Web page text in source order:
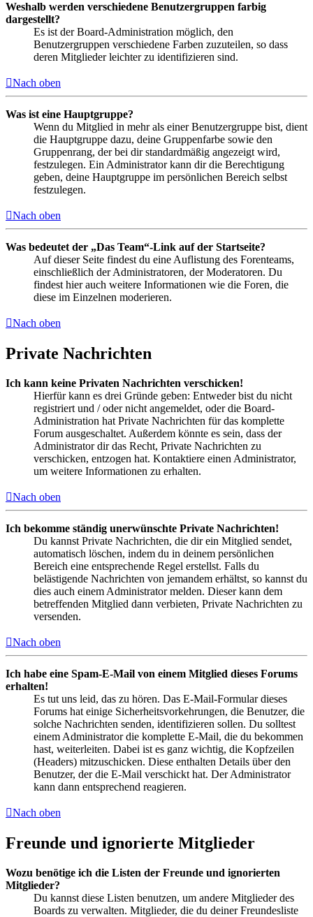
Weshalb werden verschiedene Benutzergruppen farbig
dargestellt?
Es ist der Board-Administration möglich, den
Benutzergruppen verschiedene Farben zuzuteilen, so dass
deren Mitglieder leichter zu identifizieren sind.
Nach oben
Was ist eine Hauptgruppe?
Wenn du Mitglied in mehr als einer Benutzergruppe bist, dient
die Hauptgruppe dazu, deine Gruppenfarbe sowie den
Gruppenrang, der bei dir standardmäßig angezeigt wird,
festzulegen. Ein Administrator kann dir die Berechtigung
geben, deine Hauptgruppe im persönlichen Bereich selbst
festzulegen.
Nach oben
Was bedeutet der „Das Team“-Link auf der Startseite?
Auf dieser Seite findest du eine Auflistung des Forenteams,
einschließlich der Administratoren, der Moderatoren. Du
findest hier auch weitere Informationen wie die Foren, die
diese im Einzelnen moderieren.
Nach oben
Private Nachrichten
Ich kann keine Privaten Nachrichten verschicken!
Hierfür kann es drei Gründe geben: Entweder bist du nicht
registriert und / oder nicht angemeldet, oder die Board-
Administration hat Private Nachrichten für das komplette
Forum ausgeschaltet. Außerdem könnte es sein, dass der
Administrator dir das Recht, Private Nachrichten zu
verschicken, entzogen hat. Kontaktiere einen Administrator,
um weitere Informationen zu erhalten.
Nach oben
Ich bekomme ständig unerwünschte Private Nachrichten!
Du kannst Private Nachrichten, die dir ein Mitglied sendet,
automatisch löschen, indem du in deinem persönlichen
Bereich eine entsprechende Regel erstellst. Falls du
belästigende Nachrichten von jemandem erhältst, so kannst du
dies auch einem Administrator melden. Dieser kann dem
betreffenden Mitglied dann verbieten, Private Nachrichten zu
versenden.
Nach oben
Ich habe eine Spam-E-Mail von einem Mitglied dieses Forums
erhalten!
Es tut uns leid, das zu hören. Das E-Mail-Formular dieses
Forums hat einige Sicherheitsvorkehrungen, die Benutzer, die
solche Nachrichten senden, identifizieren sollen. Du solltest
einem Administrator die komplette E-Mail, die du bekommen
hast, weiterleiten. Dabei ist es ganz wichtig, die Kopfzeilen
(Headers) mitzuschicken. Diese enthalten Details über den
Benutzer, der die E-Mail verschickt hat. Der Administrator
kann dann entsprechend reagieren.
Nach oben
Freunde und ignorierte Mitglieder
Wozu benötige ich die Listen der Freunde und ignorierten
Mitglieder?
Du kannst diese Listen benutzen, um andere Mitglieder des
Boards zu verwalten. Mitglieder, die du deiner Freundesliste